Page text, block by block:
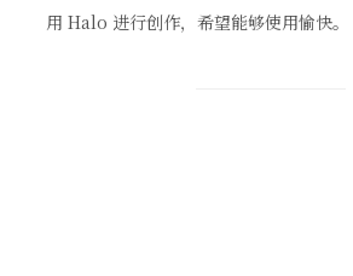
用 Halo 进行创作，希望能够使用愉快。